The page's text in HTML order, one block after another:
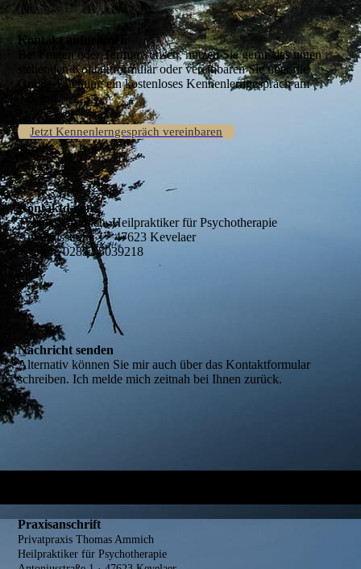
Kontakt aufnehmen
Bei Fragen oder Terminwunsch, nutzen Sie gerne das unten
stehenden Kontaktformular oder vereinbaren Sie über die
Online-Buchung ein kostenloses Kennenlerngespräch am
Telefon.
Jetzt Kennenlerngespräch vereinbaren
Kontaktdaten
Thomas Ammich, Heilpraktiker für Psychotherapie
Antoniusstraße 1 · 47623 Kevelaer
Telefon: 02832 5039218
Nachricht senden
Alternativ können Sie mir auch über das Kontaktformular
schreiben. Ich melde mich zeitnah bei Ihnen zurück.
Praxisanschrift
Privatpraxis Thomas Ammich
Heilpraktiker für Psychotherapie